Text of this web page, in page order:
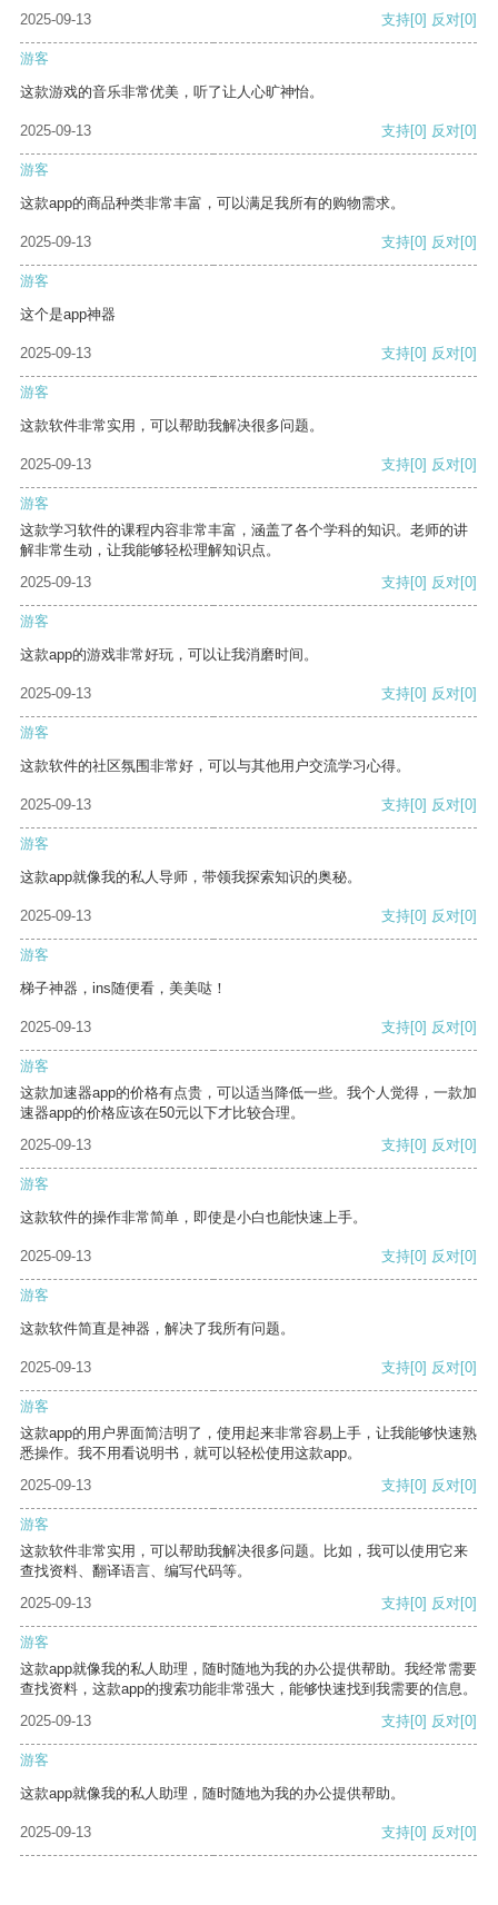
2025-09-13
支持[0] 反对[0]
游客
这款游戏的音乐非常优美，听了让人心旷神怡。
2025-09-13 支持[0] 反对[0]
游客
这款app的商品种类非常丰富，可以满足我所有的购物需求。
2025-09-13 支持[0] 反对[0]
游客
这个是app神器
2025-09-13 支持[0] 反对[0]
游客
这款软件非常实用，可以帮助我解决很多问题。
2025-09-13 支持[0] 反对[0]
游客
这款学习软件的课程内容非常丰富，涵盖了各个学科的知识。老师的讲
解非常生动，让我能够轻松理解知识点。
2025-09-13
支持[0] 反对[0]
游客
这款app的游戏非常好玩，可以让我消磨时间。
2025-09-13 支持[0] 反对[0]
游客
这款软件的社区氛围非常好，可以与其他用户交流学习心得。
2025-09-13 支持[0] 反对[0]
游客
这款app就像我的私人导师，带领我探索知识的奥秘。
2025-09-13 支持[0] 反对[0]
游客
梯子神器，ins随便看，美美哒！
2025-09-13 支持[0] 反对[0]
游客
这款加速器app的价格有点贵，可以适当降低一些。我个人觉得，一款加
速器app的价格应该在50元以下才比较合理。
2025-09-13
支持[0] 反对[0]
游客
这款软件的操作非常简单，即使是小白也能快速上手。
2025-09-13 支持[0] 反对[0]
游客
这款软件简直是神器，解决了我所有问题。
2025-09-13 支持[0] 反对[0]
游客
这款app的用户界面简洁明了，使用起来非常容易上手，让我能够快速熟
悉操作。我不用看说明书，就可以轻松使用这款app。
2025-09-13
支持[0] 反对[0]
游客
这款软件非常实用，可以帮助我解决很多问题。比如，我可以使用它来
查找资料、翻译语言、编写代码等。
2025-09-13
支持[0] 反对[0]
游客
这款app就像我的私人助理，随时随地为我的办公提供帮助。我经常需要
查找资料，这款app的搜索功能非常强大，能够快速找到我需要的信息。
2025-09-13
支持[0] 反对[0]
游客
这款app就像我的私人助理，随时随地为我的办公提供帮助。
2025-09-13 支持[0] 反对[0]